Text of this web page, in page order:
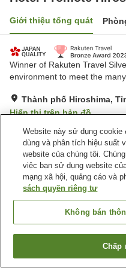
Giới thiệu tổng quát
Winner of Rakuten Travel
environment to meet the
Thành phố Hiroshima,
Hiển thị trên bản đồ
Xuất sắc Đánh giá:
Tiện nghi chỗ nghỉ
Giao Hàng Tận Nhà
Nhà bếp (dùng chung)
Trang chủ Nhật Bản Tỉnh
Hotel Promote Hiroshima
Tìm
Website này sử dụng cookie
dùng và phân tích hiệu suất
website của chúng tôi.
việc bạn sử dụng website
mạng xã hội, quảng cáo và
sách quyền riêng tư
Không bán
Chấp